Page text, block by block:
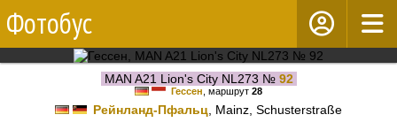
Фотобус
MAN A21 Lion's City NL273 № 92
Гессен , маршрут 28
Рейнланд-Пфальц , Mainz, Schusterstraße